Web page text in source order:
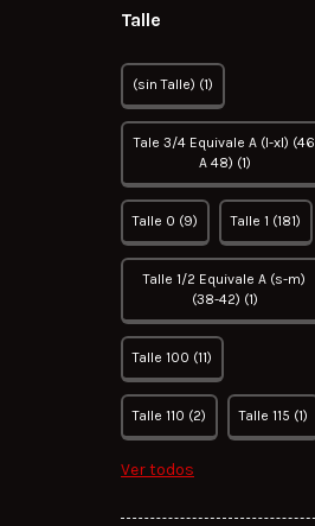
Talle
(sin Talle) (1)
Tale 3/4 Equivale A (l-xl) (46
A 48) (1)
Talle 0 (9) Talle 1 (181)
Talle 1/2 Equivale A (s-m)
(38-42) (1)
Talle 100 (11)
Talle 110 (2) Talle 115 (1)
Ver todos